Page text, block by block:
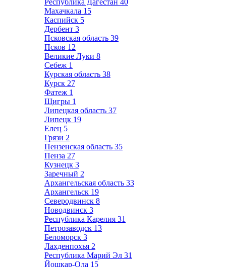
Республика Дагестан 40
Махачкала 15
Каспийск 5
Дербент 3
Псковская область 39
Псков 12
Великие Луки 8
Себеж 1
Курская область 38
Курск 27
Фатеж 1
Щигры 1
Липецкая область 37
Липецк 19
Елец 5
Грязи 2
Пензенская область 35
Пенза 27
Кузнецк 3
Заречный 2
Архангельская область 33
Архангельск 19
Северодвинск 8
Новодвинск 3
Республика Карелия 31
Петрозаводск 13
Беломорск 3
Лахденпохья 2
Республика Марий Эл 31
Йошкар-Ола 15